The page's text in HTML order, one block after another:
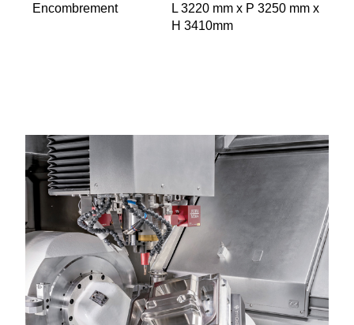
Encom­brement
L 3220 mm x P 3250 mm x
H 3410mm